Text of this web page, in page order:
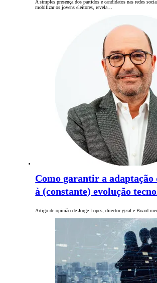
A simples presença dos partidos e candidatos nas redes
mobilizar os jovens eleitores, revela…
Como garantir a adaptação
à (constante) evolução
Artigo de opinião de Jorge Lopes, director-geral e Board